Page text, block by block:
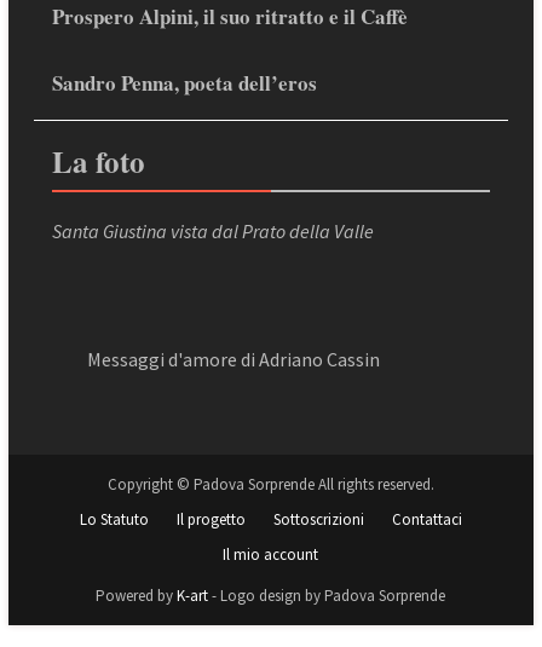
Prospero Alpini, il suo ritratto e il Caffè
Sandro Penna, poeta dell’eros
La foto
Santa Giustina vista dal Prato della Valle
Messaggi d'amore di Adriano Cassin
Copyright © Padova Sorprende All rights reserved.
Lo Statuto
Il progetto Sottoscrizioni
Contattaci
Il mio account
Powered byK-art- Logo design by Padova Sorprende